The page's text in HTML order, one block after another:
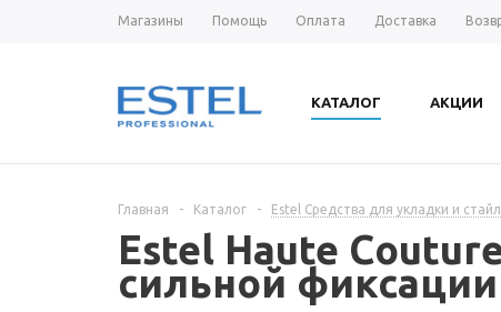
Магазины Помощь Оплата Доставка
КАТАЛОГ АКЦИИ
Главная - Каталог - Estel Средства для укладки и
Estel Haute
сильной фиксации